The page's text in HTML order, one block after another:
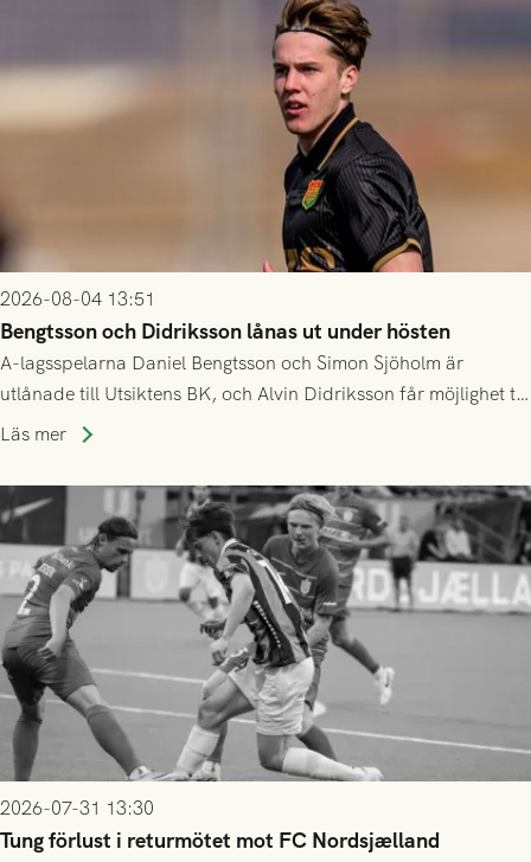
2026-08-04 13:51
Bengtsson och Didriksson lånas ut under hösten
A-lagsspelarna Daniel Bengtsson och Simon Sjöholm är
utlånade till Utsiktens BK, och Alvin Didriksson får möjlighet till
speltid i Hestrafors genom föreningssamarbete.
Läs mer
2026-07-31 13:30
Tung förlust i returmötet mot FC Nordsjælland